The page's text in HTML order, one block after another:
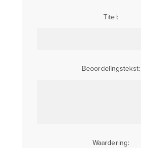
Titel:
Beoordelingstekst:
Waardering: